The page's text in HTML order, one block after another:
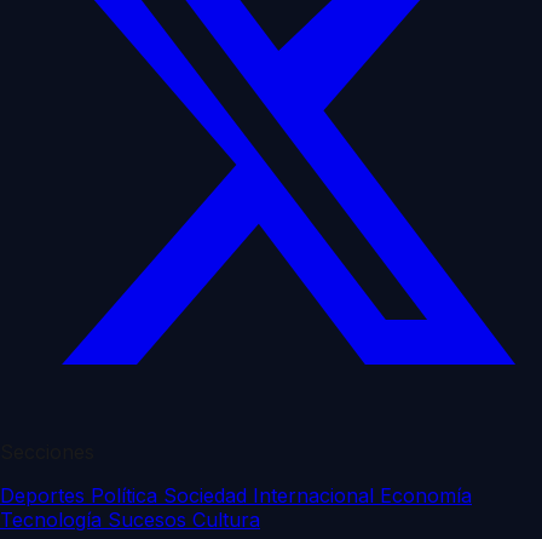
Deportes Política Sociedad Internacional Economía
Tecnología Sucesos Cultura